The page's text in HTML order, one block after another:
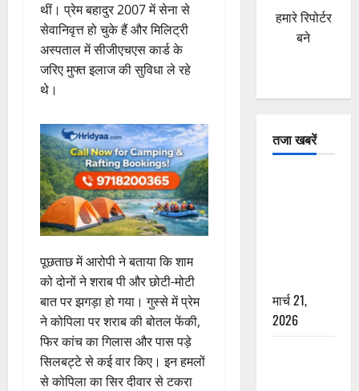
थीं। प्रेम बहादुर 2007 में सेना से
सेवानिवृत्त हो चुके हैं और मिलिट्री
अस्पताल में सीजीएचएस कार्ड के
जरिए मुफ्त इलाज की सुविधा ले रहे
थे।
पूछताछ में आरोपी ने बताया कि शाम
को दोनों ने शराब पी और छोटी-मोटी
बात पर झगड़ा हो गया। गुस्से में प्रेम
ने कोपिला पर शराब की बोतल फेंकी,
फिर कांच का गिलास और पास पड़े
सिलबट्टे से कई वार किए। इन हमलों
से कोपिला का सिर दीवार से टकरा
हमारे रिपोर्टर
बने
तजा खबरें
मार्च 21,
2026